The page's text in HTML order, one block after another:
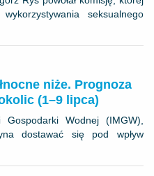
seksualnego
niże. Prognoza
(1–9 lipca)
Wodnej (IMGW),
dostawać się pod wpływ